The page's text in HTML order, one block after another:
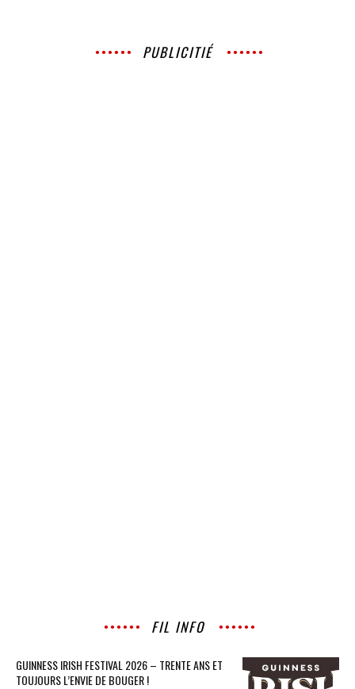
PUBLICITIÉ
FIL INFO
GUINNESS IRISH FESTIVAL 2026 – TRENTE ANS ET
TOUJOURS L’ENVIE DE BOUGER !